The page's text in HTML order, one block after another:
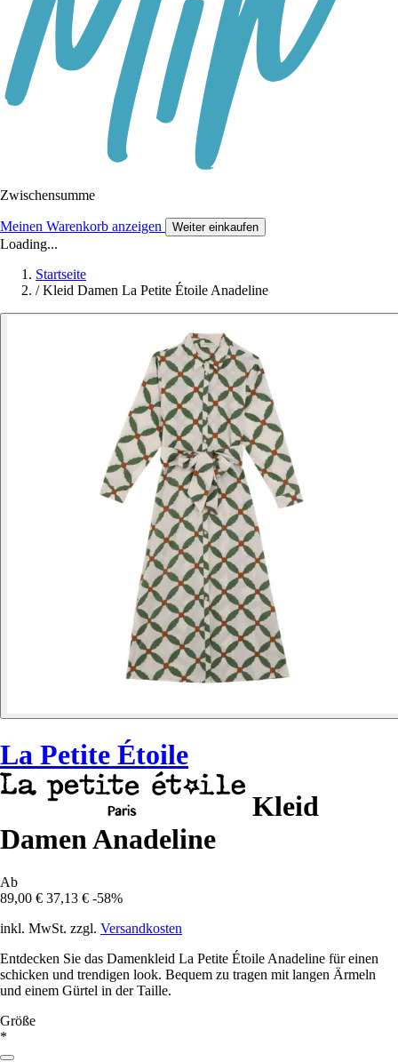
Zwischensumme
Meinen Warenkorb anzeigen Weiter einkaufen
Loading...
Startseite
/ Kleid Damen La Petite Étoile Anadeline
La Petite Étoile
Kleid
Damen Anadeline
Ab
89,00 € 37,13 € -58%
inkl. MwSt. zzgl. Versandkosten
Entdecken Sie das Damenkleid La Petite Étoile Anadeline für einen
schicken und trendigen look. Bequem zu tragen mit langen Ärmeln
und einem Gürtel in der Taille.
Größe
*